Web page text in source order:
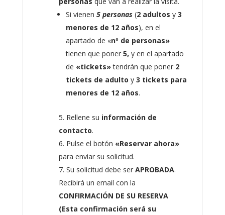
Si vienen 5 personas (2 adultos y 3
menores de 12 años), en el
apartado de «nº de personas»
tienen que poner 5, y en el apartado
de «tickets»tendrán que poner 2
tickets de adulto y 3 tickets para
menores de 12 años.
Rellene su información de
contacto.
Pulse el botón «Reservar ahora»
para enviar su solicitud.
Su solicitud debe ser APROBADA.
Recibirá un email con la
CONFIRMACIÓN DE SU RESERVA
(Esta confirmación será su